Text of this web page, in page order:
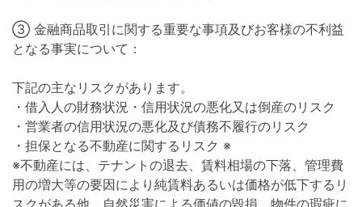
③ 金融商品取引に関する重要な事項及びお客様の不利益
となる事実について：
下記の主なリスクがあります。
・借入人の財務状況・信用状況の悪化又は倒産のリスク
・営業者の信用状況の悪化及び債務不履行のリスク
・担保となる不動産に関するリスク ※
※不動産には、テナントの退去、賃料相場の下落、管理費
用の増大等の要因により純賃料あるいは価格が低下するリ